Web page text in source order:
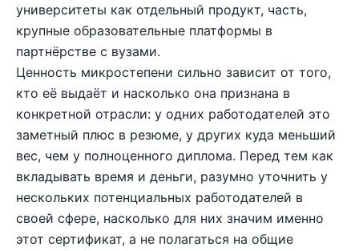
университеты как отдельный продукт, часть,
крупные образовательные платформы в
партнёрстве с вузами.
Ценность микростепени сильно зависит от того,
кто её выдаёт и насколько она признана в
конкретной отрасли: у одних работодателей это
заметный плюс в резюме, у других куда меньший
вес, чем у полноценного диплома. Перед тем как
вкладывать время и деньги, разумно уточнить у
нескольких потенциальных работодателей в
своей сфере, насколько для них значим именно
этот сертификат, а не полагаться на общие